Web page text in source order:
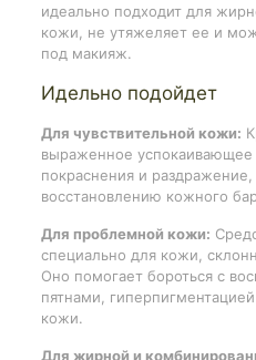
идеально подходит для
кожи, не утяжеляет ее и
под макияж.
Идельно подойдет
Для чувствительной кожи:
выраженное успокаивающее
покраснения и раздражение,
восстановлению кожного
Для проблемной кожи:
специально для кожи,
Оно помогает бороться с
пятнами,
кожи.
Для жирной и